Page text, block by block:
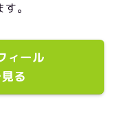
。
ィール
る